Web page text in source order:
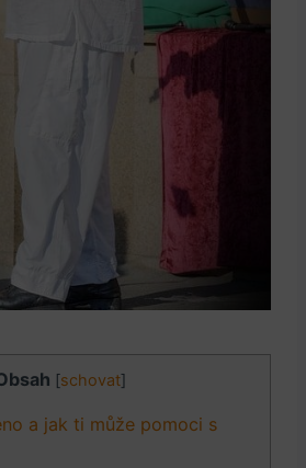
[schovat]
a jak ti může pomoci s